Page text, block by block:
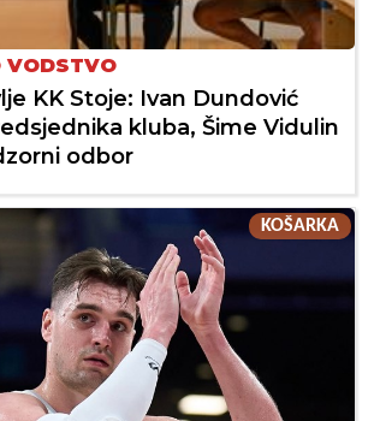
VODSTVO
KK Stoje: Ivan Dundović
kluba, Šime Vidulin
odbor
KOŠARKA